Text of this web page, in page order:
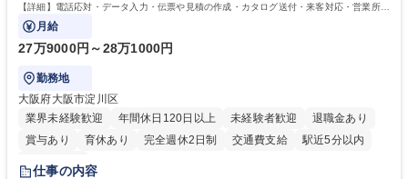
格：
【詳細】電話応対・データ入力・伝票や見積の作成・カタログ送付・来客対応・営業所内
で発生する事務業務や業務改善をお任せ。
月給
27万9000円～28万1000円
勤務地
大阪府大阪市淀川区
業界未経験歓迎
年間休日120日以上 未経験者歓迎
退職金あり
賞与あり
育休あり 完全週休2日制 交通費支給
駅近5分以内
土日祝休み
仕事の内容